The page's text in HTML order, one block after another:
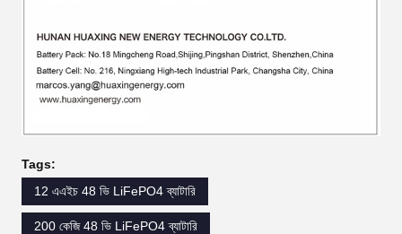
Tags:
12 এএইচ 48 ভি LiFePO4 ব্যাটারি
200 কেজি 48 ভি LiFePO4 ব্যাটারি